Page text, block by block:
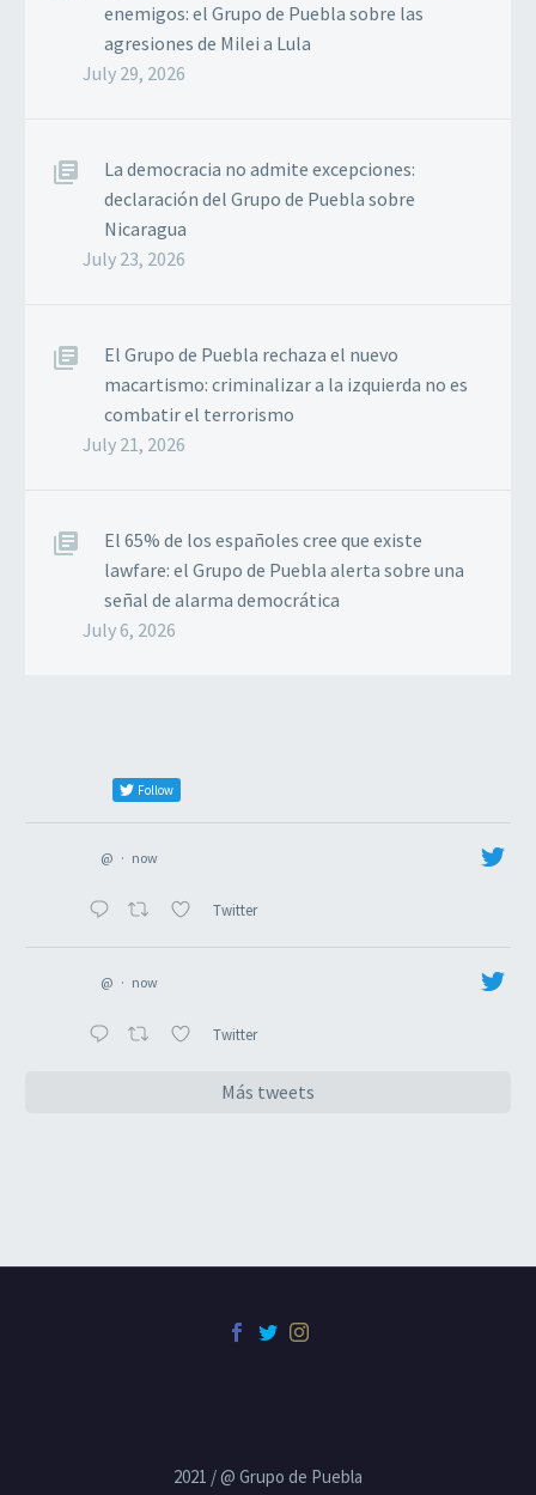
enemigos: el Grupo de Puebla sobre las
agresiones de Milei a Lula
July 29, 2026
La democracia no admite excepciones:
declaración del Grupo de Puebla sobre
Nicaragua
July 23, 2026
El Grupo de Puebla rechaza el nuevo
macartismo: criminalizar a la izquierda no es
combatir el terrorismo
July 21, 2026
El 65% de los españoles cree que existe
lawfare: el Grupo de Puebla alerta sobre una
señal de alarma democrática
July 6, 2026
Follow
@ · now
Twitter
@ · now
Twitter
Más tweets
2021 / @ Grupo de Puebla